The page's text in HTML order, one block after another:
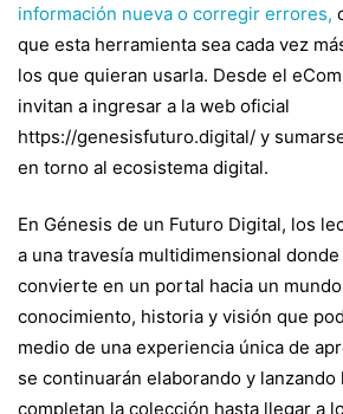
información nueva o corregir errores,
que esta herramienta sea cada vez
los que quieran usarla. Desde el
invitan a ingresar a la web oficial
https://genesisfuturo.digital/ y
en torno al ecosistema digital.
En Génesis de un Futuro Digital, los
a una travesía multidimensional
convierte en un portal hacia un
conocimiento, historia y visión que
medio de una experiencia única de
se continuarán elaborando y
completan la colección hasta llegar a